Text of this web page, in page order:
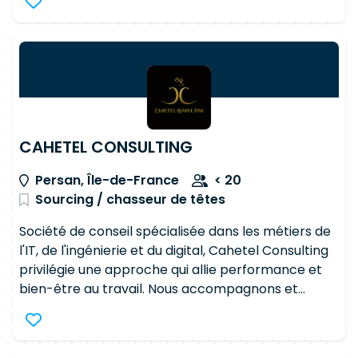
Viens construire des relations humaines durables,
respectueuses et de qualité. 1 Expertise
Technologique 2 Réactivité et écoute 3
Accompagnement individualisé en présentiel 4
Passion 5 Véritable sentiment d'appartenance
négocient les conditions du projet.
CAHETEL CONSULTING
Persan, Île-de-France
< 20
Sourcing / chasseur de têtes
Société de conseil spécialisée dans les métiers de
l'IT, de l'ingénierie et du digital, Cahetel Consulting
privilégie une approche qui allie performance et
bien-être au travail. Nous accompagnons et
conseillons nos clients afin d'assurer pour nos
utilisateurs la disponibilité des applications métiers